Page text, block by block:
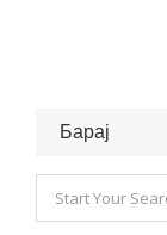
Барај